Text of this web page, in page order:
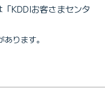
KDDIお客さまセンタ
ります。